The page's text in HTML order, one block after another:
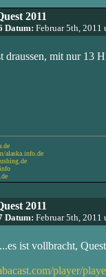
2011
Datum: Februar 5th, 2011
mit nur 13
alaska.info.de
2011
Datum: Februar 5th, 2011
ist vollbracht,
player/